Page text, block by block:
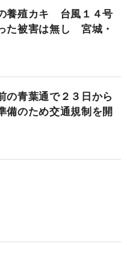
養殖カキ 台風１４号
た被害は無し 宮城・
の青葉通で２３日から
のため交通規制を開